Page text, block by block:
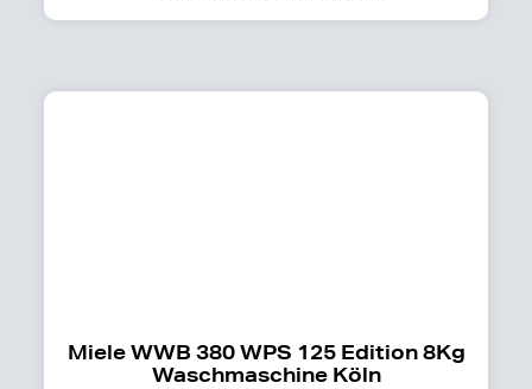
Miele WWB 380 WPS 125 Edition 8Kg
Waschmaschine Köln